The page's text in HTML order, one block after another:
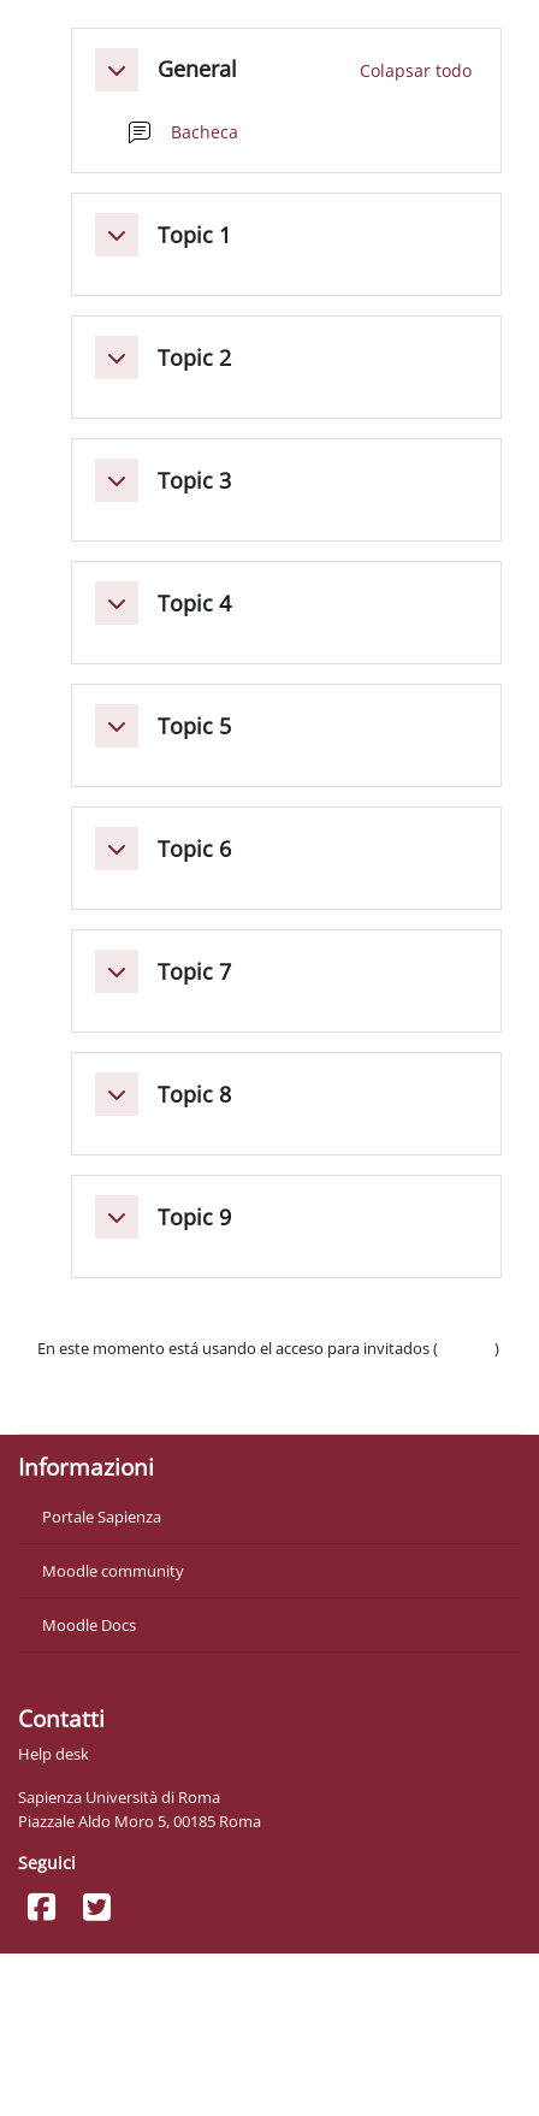
ColapsarGeneral Colapsar todo
Bacheca
ColapsarTopic 1
ColapsarTopic 2
ColapsarTopic 3
ColapsarTopic 4
ColapsarTopic 5
ColapsarTopic 6
ColapsarTopic 7
ColapsarTopic 8
ColapsarTopic 9
En este momento está usando el acceso para invitados (
)
Informazioni
Portale Sapienza
Moodle community
Moodle Docs
Contatti
Help desk
Sapienza Università di Roma
Piazzale Aldo Moro 5, 00185 Roma
Seguici